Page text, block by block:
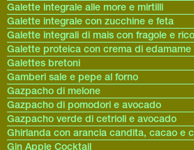
Galette integrale alle more e mirtilli
Galette integrale con zucchine e feta
Galette integrali di mais con fragole e
Galette proteica con crema di
Galettes bretoni
Gamberi sale e pepe al forno
Gazpacho di melone
Gazpacho di pomodori e avocado
Gazpacho verde di cetrioli e avocado
Ghirlanda con arancia candita, cacao e
Gin Apple Cocktail